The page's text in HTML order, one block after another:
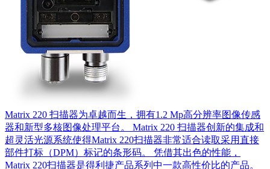
Matrix 220 扫描器为卓越而生，拥有1.2 Mp高分辨率图像传感
器和新型多核图像处理平台。 Matrix 220 扫描器创新的集成和
超灵活光源系统使得Matrix 220扫描器非常适合读取采用直接
部件打标（DPM）标记的条形码。 凭借其出色的性能，
Matrix 220扫描器是得利捷产品系列中一款高性价比的产品。